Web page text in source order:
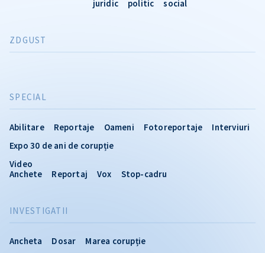
INVESTIGATII
Ancheta Dosar
Marea corupție
SPECIAL
Abilitare Reportaje Oameni Fotoreportaje
Interviuri
Expo 30 de ani de corupție
Video
Anchete
Reportaj Vox Stop-cadru
juridic
politic social
ZDGUST